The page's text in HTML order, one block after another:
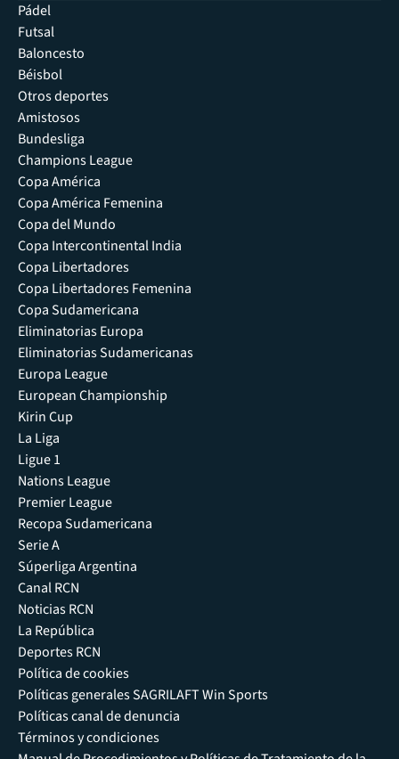
Pádel
Futsal
Baloncesto
Béisbol
Otros deportes
Amistosos
Bundesliga
Champions League
Copa América
Copa América Femenina
Copa del Mundo
Copa Intercontinental India
Copa Libertadores
Copa Libertadores Femenina
Copa Sudamericana
Eliminatorias Europa
Eliminatorias Sudamericanas
Europa League
European Championship
Kirin Cup
La Liga
Ligue 1
Nations League
Premier League
Recopa Sudamericana
Serie A
Súperliga Argentina
Canal RCN
Noticias RCN
La República
Deportes RCN
Política de cookies
Políticas generales SAGRILAFT Win Sports
Políticas canal de denuncia
Términos y condiciones